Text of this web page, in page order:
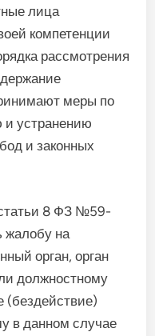
лица
компетенции
рассмотрения
меры по
устранению
и законных
статьи 8 ФЗ №59-
жалобу на
орган, орган
должностному
(бездействие)
в данном случае